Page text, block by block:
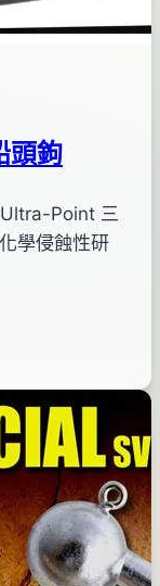
頭鉤
Point 三
學侵蝕性研